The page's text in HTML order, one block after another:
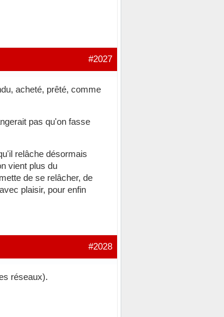
#2027
acheté, prêté, comme
pas qu'on fasse
relâche désormais
vient plus du
de se relâcher, de
plaisir, pour enfin
#2028
réseaux).